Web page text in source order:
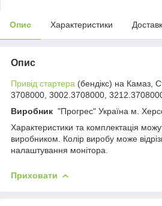
Опис Характеристики
Опис
Привід стартера (бендікс) на Камаз,
3708000, 3002.3708000,
Виробник "Прогрес" Україна м.
Характеристики та комплектація
виробником. Колір виробу може
налаштування монітора.
Приховати